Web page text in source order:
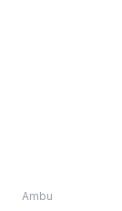
Ambu